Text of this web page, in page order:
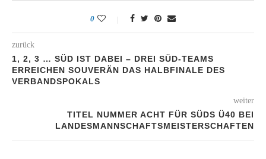
0
zurück
1, 2, 3 … SÜD IST DABEI – DREI SÜD-TEAMS
ERREICHEN SOUVERÄN DAS HALBFINALE DES
VERBANDSPOKALS
weiter
TITEL NUMMER ACHT FÜR SÜDS Ü40 BEI
LANDESMANNSCHAFTSMEISTERSCHAFTEN